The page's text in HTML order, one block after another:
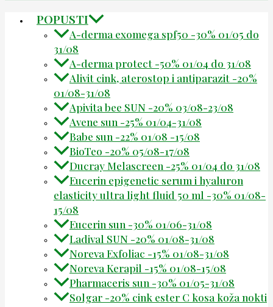
POPUSTI
A-derma exomega spf50 -30% 01/05 do
31/08
A-derma protect -50% 01/04 do 31/08
Alivit cink, aterostop i antiparazit -20%
01/08-31/08
Apivita bee SUN -20% 03/08-23/08
Avene sun -25% 01/04-31/08
Babe sun -22% 01/08 -15/08
BioTeo -20% 05/08-17/08
Ducray Melascreen -25% 01/04 do 31/08
Eucerin epigenetic serum i hyaluron
elasticity ultra light fluid 50 ml -30% 01/08-
15/08
Eucerin sun -30% 01/06-31/08
Ladival SUN -20% 01/08-31/08
Noreva Exfoliac -15% 01/08-31/08
Noreva Kerapil -15% 01/08-15/08
Pharmaceris sun -30% 01/05-31/08
Solgar -20% cink ester C kosa koža nokti